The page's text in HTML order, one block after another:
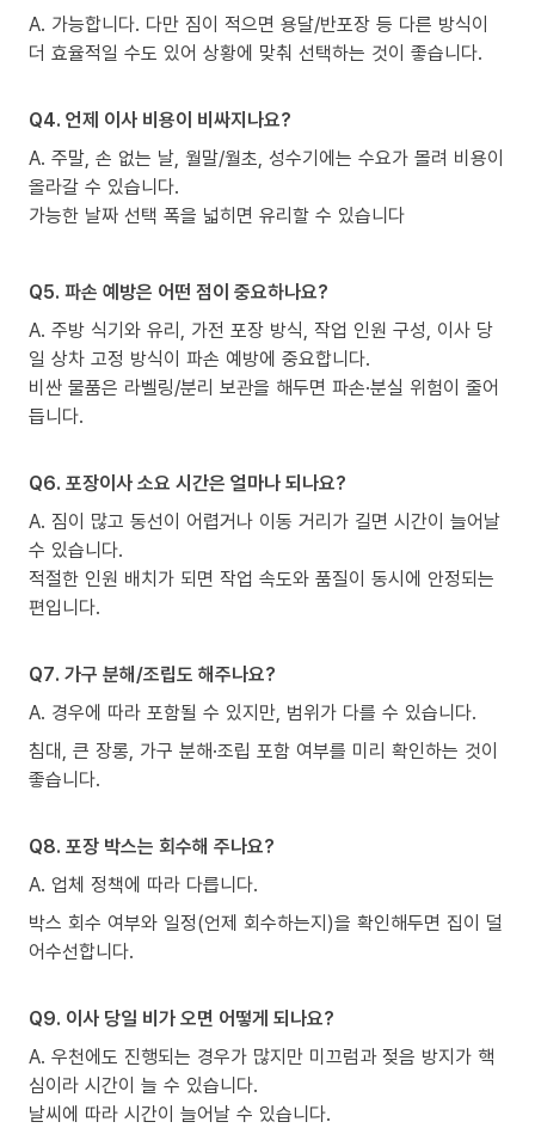
A. 가능합니다. 다만 짐이 적으면 용달/반포장 등 다른 방식이
더 효율적일 수도 있어 상황에 맞춰 선택하는 것이 좋습니다.
Q4. 언제 이사 비용이 비싸지나요?
A. 주말, 손 없는 날, 월말/월초, 성수기에는 수요가 몰려 비용이
올라갈 수 있습니다.
가능한 날짜 선택 폭을 넓히면 유리할 수 있습니다
Q5. 파손 예방은 어떤 점이 중요하나요?
A. 주방 식기와 유리, 가전 포장 방식, 작업 인원 구성, 이사 당
일 상차 고정 방식이 파손 예방에 중요합니다.
비싼 물품은 라벨링/분리 보관을 해두면 파손·분실 위험이 줄어
듭니다.
Q6. 포장이사 소요 시간은 얼마나 되나요?
A. 짐이 많고 동선이 어렵거나 이동 거리가 길면 시간이 늘어날
수 있습니다.
적절한 인원 배치가 되면 작업 속도와 품질이 동시에 안정되는
편입니다.
Q7. 가구 분해/조립도 해주나요?
A. 경우에 따라 포함될 수 있지만, 범위가 다를 수 있습니다.
침대, 큰 장롱, 가구 분해·조립 포함 여부를 미리 확인하는 것이
좋습니다.
Q8. 포장 박스는 회수해 주나요?
A. 업체 정책에 따라 다릅니다.
박스 회수 여부와 일정(언제 회수하는지)을 확인해두면 집이 덜
어수선합니다.
Q9. 이사 당일 비가 오면 어떻게 되나요?
A. 우천에도 진행되는 경우가 많지만 미끄럼과 젖음 방지가 핵
심이라 시간이 늘 수 있습니다.
날씨에 따라 시간이 늘어날 수 있습니다.